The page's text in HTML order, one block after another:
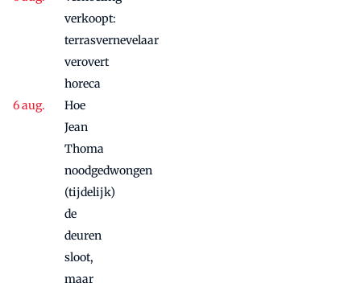
succes
maandje
verkoopt:
terrasvernevelaar
verovert
horeca
Hoe
Jean
Thoma
noodgedwongen
(tijdelijk)
de
deuren
sloot,
maar